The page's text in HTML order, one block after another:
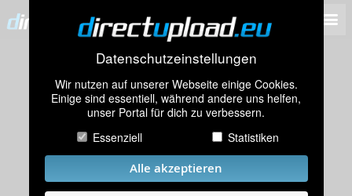
Datenschutzeinstellungen
Wir nutzen auf unserer Webseite einige Cookies.
Einige sind essentiell, während andere uns helfen,
unser Portal für dich zu verbessern.
Essenziell
Statistiken
Alle akzeptieren